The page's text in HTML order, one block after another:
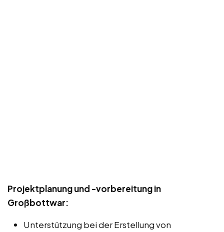
Projektplanung und -vorbereitung in
Großbottwar:
Unterstützung bei der Erstellung von